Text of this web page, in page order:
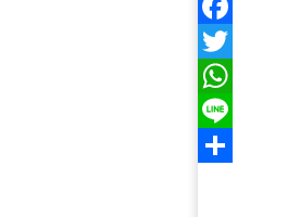
Facebook
Twitter
WhatsApp
Line